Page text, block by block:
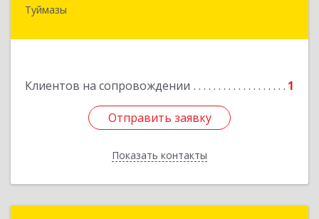
Туймазы
Клиентов на сопровождении 1
Отправить заявку
Показать контакты
Подробнее
Отправить заявку
Назад